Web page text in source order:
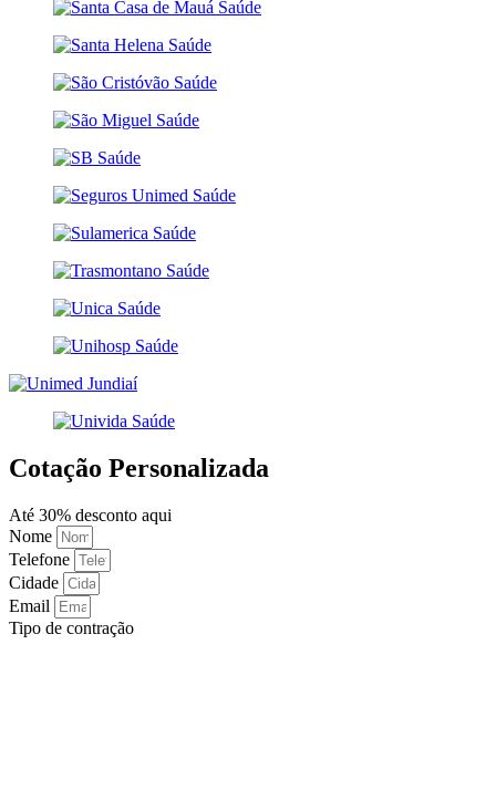
Cotação Personalizada
Até 30% desconto aqui
Nome
Telefone
Cidade
Email
Tipo de contração